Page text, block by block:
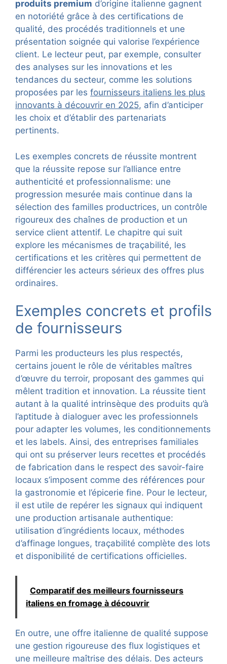
produits premium d’origine italienne gagnent
en notoriété grâce à des certifications de
qualité, des procédés traditionnels et une
présentation soignée qui valorise l’expérience
client. Le lecteur peut, par exemple, consulter
des analyses sur les innovations et les
tendances du secteur, comme les solutions
proposées par les fournisseurs italiens les plus
innovants à découvrir en 2025, afin d’anticiper
les choix et d’établir des partenariats
pertinents.
Les exemples concrets de réussite montrent
que la réussite repose sur l’alliance entre
authenticité et professionnalisme: une
progression mesurée mais continue dans la
sélection des familles productrices, un contrôle
rigoureux des chaînes de production et un
service client attentif. Le chapitre qui suit
explore les mécanismes de traçabilité, les
certifications et les critères qui permettent de
différencier les acteurs sérieux des offres plus
ordinaires.
Exemples concrets et profils
de fournisseurs
Parmi les producteurs les plus respectés,
certains jouent le rôle de véritables maîtres
d’œuvre du terroir, proposant des gammes qui
mêlent tradition et innovation. La réussite tient
autant à la qualité intrinsèque des produits qu’à
l’aptitude à dialoguer avec les professionnels
pour adapter les volumes, les conditionnements
et les labels. Ainsi, des entreprises familiales
qui ont su préserver leurs recettes et procédés
de fabrication dans le respect des savoir-faire
locaux s’imposent comme des références pour
la gastronomie et l’épicerie fine. Pour le lecteur,
il est utile de repérer les signaux qui indiquent
une production artisanale authentique:
utilisation d’ingrédients locaux, méthodes
d’affinage longues, traçabilité complète des lots
et disponibilité de certifications officielles.
Comparatif des meilleurs fournisseurs
italiens en fromage à découvrir
En outre, une offre italienne de qualité suppose
une gestion rigoureuse des flux logistiques et
une meilleure maîtrise des délais. Des acteurs